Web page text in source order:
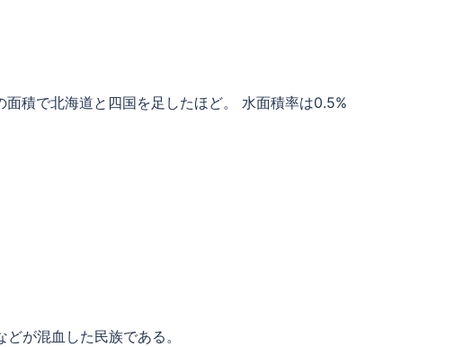
積で北海道と四国を足したほど。 水面積率は0.5%
が混血した民族である。